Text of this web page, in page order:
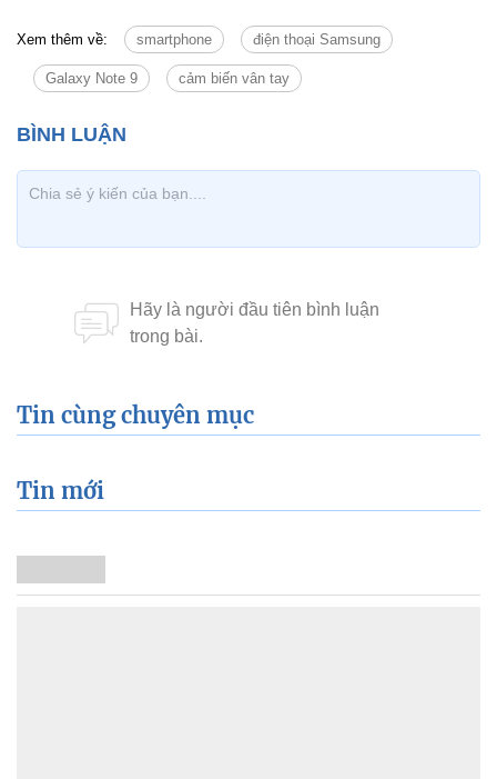
Xem thêm về: smartphone điện thoại Samsung
Galaxy Note 9 cảm biến vân tay
Tin cùng chuyên mục
Tin mới